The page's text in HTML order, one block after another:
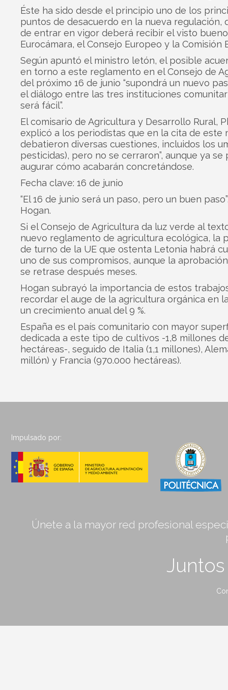
Éste ha sido desde el principio uno de los
puntos de desacuerdo en la nueva regulación,
de entrar en vigor deberá recibir el visto
Eurocámara, el Consejo Europeo y la Comisión
Según apuntó el ministro letón, el posible
en torno a este reglamento en el Consejo de
del próximo 16 de junio “supondrá un nuevo
el diálogo entre las tres instituciones
será fácil”.
El comisario de Agricultura y Desarrollo Rural,
explicó a los periodistas que en la cita de este
debatieron diversas cuestiones, incluidos los
pesticidas), pero no se cerraron”, aunque ya se
augurar cómo acabarán concretándose.
Fecha clave: 16 de junio
“El 16 de junio será un paso, pero un buen
Hogan.
Si el Consejo de Agricultura da luz verde al
nuevo reglamento de agricultura ecológica, la
de turno de la UE que ostenta Letonia habrá
uno de sus compromisos, aunque la
se retrase después meses.
Hogan subrayó la importancia de estos
recordar el auge de la agricultura orgánica en
un crecimiento anual del 9 %.
España es el país comunitario con mayor
dedicada a este tipo de cultivos -1,8 millones
hectáreas-, seguido de Italia (1,1 millones),
millón) y Francia (970.000 hectáreas).
Impulsado por:
Únete a la mayor red profesional